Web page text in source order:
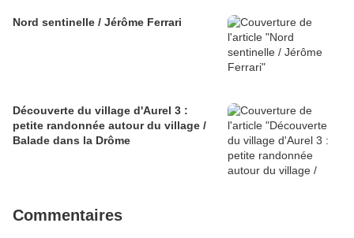
Nord sentinelle / Jérôme Ferrari
Découverte du village d'Aurel 3 :
petite randonnée autour du village /
Balade dans la Drôme
Commentaires